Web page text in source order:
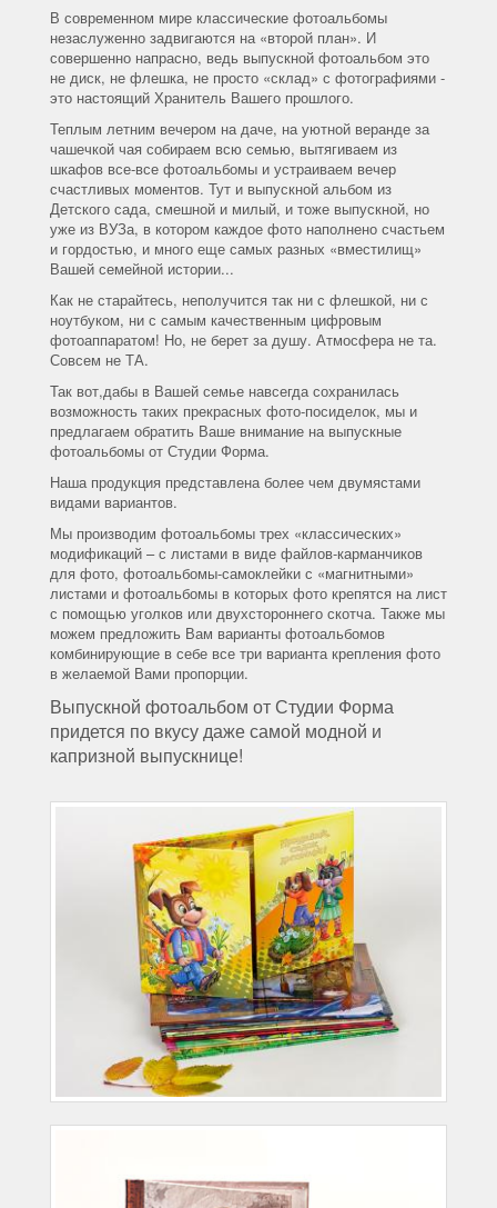
В современном мире классические фотоальбомы
незаслуженно задвигаются на «второй план». И
совершенно напрасно, ведь выпускной фотоальбом это
не диск, не флешка, не просто «склад» с фотографиями -
это настоящий Хранитель Вашего прошлого.
Теплым летним вечером на даче, на уютной веранде за
чашечкой чая собираем всю семью, вытягиваем из
шкафов все-все фотоальбомы и устраиваем вечер
счастливых моментов. Тут и выпускной альбом из
Детского сада, смешной и милый, и тоже выпускной, но
уже из ВУЗа, в котором каждое фото наполнено счастьем
и гордостью, и много еще самых разных «вместилищ»
Вашей семейной истории...
Как не старайтесь, неполучится так ни с флешкой, ни с
ноутбуком, ни с самым качественным цифровым
фотоаппаратом! Но, не берет за душу. Атмосфера не та.
Совсем не ТА.
Так вот,дабы в Вашей семье навсегда сохранилась
возможность таких прекрасных фото-посиделок, мы и
предлагаем обратить Ваше внимание на выпускные
фотоальбомы от Студии Форма.
Наша продукция представлена более чем двумястами
видами вариантов.
Мы производим фотоальбомы трех «классических»
модификаций – с листами в виде файлов-карманчиков
для фото, фотоальбомы-самоклейки с «магнитными»
листами и фотоальбомы в которых фото крепятся на лист
с помощью уголков или двухстороннего скотча. Также мы
можем предложить Вам варианты фотоальбомов
комбинирующие в себе все три варианта крепления фото
в желаемой Вами пропорции.
Выпускной фотоальбом от Студии Форма
придется по вкусу даже самой модной и
капризной выпускнице!